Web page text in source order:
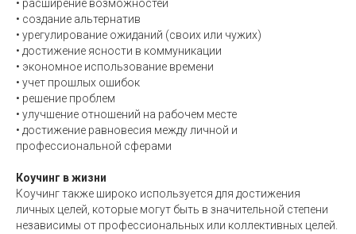
• расширение возможностей
• создание альтернатив
• урегулирование ожиданий (своих или чужих)
• достижение ясности в коммуникации
• экономное использование времени
• учет прошлых ошибок
• решение проблем
• улучшение отношений на рабочем месте
• достижение равновесия между личной и
профессиональной сферами
Коучинг в жизни
Коучинг также широко используется для достижения
личных целей, которые могут быть в значительной степени
независимы от профессиональных или коллективных целей.